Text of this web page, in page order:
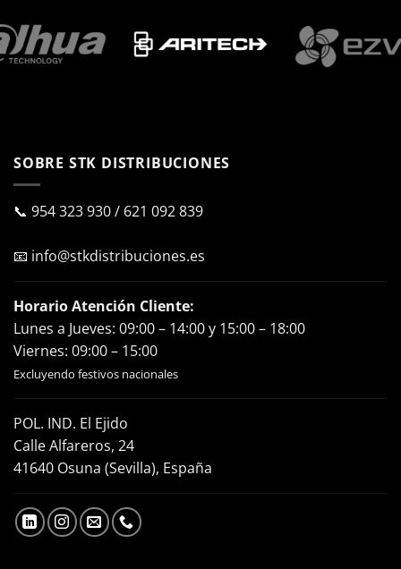
SOBRE STK DISTRIBUCIONES
📞 954 323 930/ 621 092 839
📧 info@stkdistribuciones.es
Horario Atención Cliente:
Lunes a Jueves: 09:00 – 14:00 y 15:00 – 18:00
Viernes: 09:00 – 15:00
Excluyendo festivos nacionales
POL. IND. El Ejido
Calle Alfareros, 24
41640 Osuna (Sevilla), España